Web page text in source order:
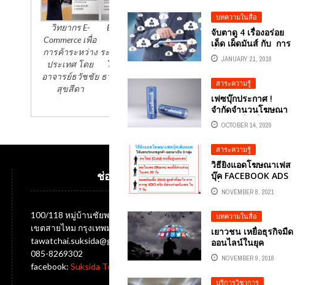
หนังสือพิมพ์ อปท.นิวส์
แบ่งปันงานให้การ
สัมภาษณ์ งานวิจัย
ต่อยอดผลิตภัณฑ์
สมุนไพรไทย ใน
รายการ NBT มีคำ
ตอบ
บทความในสื่อ
จับตาดู 4 เรื่องอร่อย
เด็ด เผ็ดมันส์ กับ การ
สื่อสารการตลาด
ดิจิทัลในปี 2018
JANUARY 21, 2018
สาระความรู้
เฟซบุ๊กประกาศ !
จำกัดจำนวนโฆษณา
ต่อเพจ เพื่อเพิ่ม
ประสิทธิภาพ
OCTOBER 14, 2020
สาระความรู้
วิธียิงแอดโฆษณาเฟส
บุ๊ค FACEBOOK ADS
เพิ่มยอด
NOVEMBER 8, 2021
บทความในสื่อ
เยาวชน เหยื่อธุรกิจมืด
ออนไลน์ในยุค
เศรษฐกิจดิจิทัล
NOVEMBER 9, 2018
บริการวิชาการ
วิทยากร E-
Commerce เพื่อ
การค้าระหว่าง
ประเทศ โดย
อาจารย์ธวัชชัย
สุขสีดา
E- Commerce
เพื่อการค้า
ระหว่างประเทศ
โดย อาจารย์
ธวัชชัย สุขสีดา
การขาย E-
Commerce เพื่อ
การค้าระหว่าง
ประเทศ
ช่องทางติดต่อ
100/118 หมู่บ้านชัยพฤกษ์ ซอยออเงิน แขวงออเงิน
เขตสายไหม กรุงเทพมหานคร 10220
tawatchai.suksida@gmail.com
085-8269302
facebook: Suksida Tonrak Tawatchai